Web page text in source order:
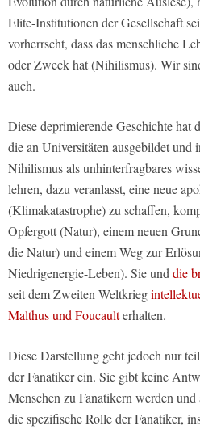
Elite-Institutionen der Gesellschaft
vorherrscht, dass das menschliche
oder Zweck hat (Nihilismus). Wir
auch.
Diese deprimierende Geschichte hat
die an Universitäten ausgebildet
Nihilismus als unhinterfragbares
lehren, dazu veranlasst, eine neue
(Klimakatastrophe) zu schaffen,
Opfergott (Natur), einem neuen
die Natur) und einem Weg zur
Niedrigenergie-Leben). Sie unddie
seit dem Zweiten Weltkrieg
Malthus und Foucaulterhalten.
Diese Darstellung geht jedoch nur
der Fanatiker ein. Sie gibt keine
Menschen zu Fanatikern werden
die spezifische Rolle der Fanatiker,